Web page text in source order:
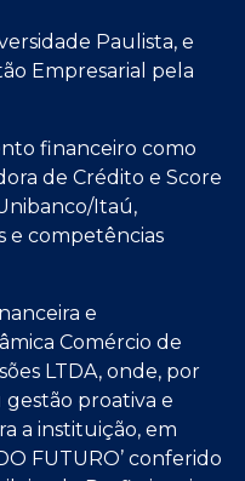
Paulista, e
Empresarial pela
financeiro como
de Crédito e Score
Itaú,
e competências
e
Comércio de
LTDA, onde, por
gestão proativa e
a instituição, em
FUTURO’ conferido